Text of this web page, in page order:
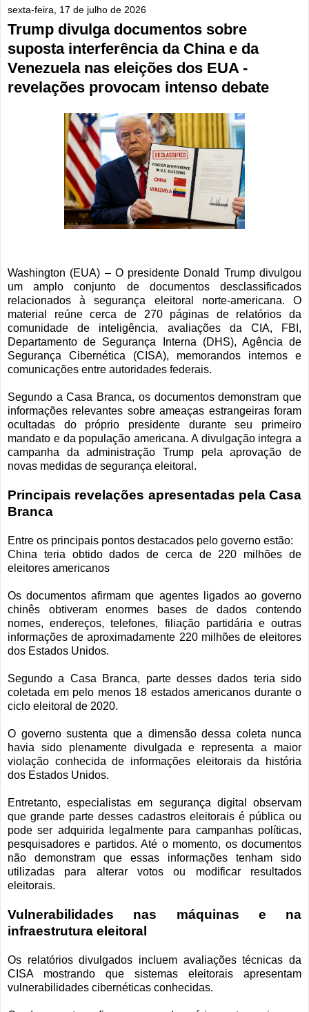
sexta-feira, 17 de julho de 2026
Trump divulga documentos sobre
suposta interferência da China e da
Venezuela nas eleições dos EUA -
revelações provocam intenso debate
Washington (EUA) – O presidente Donald Trump divulgou
um amplo conjunto de documentos desclassificados
relacionados à segurança eleitoral norte-americana. O
material reúne cerca de 270 páginas de relatórios da
comunidade de inteligência, avaliações da CIA, FBI,
Departamento de Segurança Interna (DHS), Agência de
Segurança Cibernética (CISA), memorandos internos e
comunicações entre autoridades federais.
Segundo a Casa Branca, os documentos demonstram que
informações relevantes sobre ameaças estrangeiras foram
ocultadas do próprio presidente durante seu primeiro
mandato e da população americana. A divulgação integra a
campanha da administração Trump pela aprovação de
novas medidas de segurança eleitoral.
Principais revelações apresentadas pela Casa
Branca
Entre os principais pontos destacados pelo governo estão:
China teria obtido dados de cerca de 220 milhões de
eleitores americanos
Os documentos afirmam que agentes ligados ao governo
chinês obtiveram enormes bases de dados contendo
nomes, endereços, telefones, filiação partidária e outras
informações de aproximadamente 220 milhões de eleitores
dos Estados Unidos.
Segundo a Casa Branca, parte desses dados teria sido
coletada em pelo menos 18 estados americanos durante o
ciclo eleitoral de 2020.
O governo sustenta que a dimensão dessa coleta nunca
havia sido plenamente divulgada e representa a maior
violação conhecida de informações eleitorais da história
dos Estados Unidos.
Entretanto, especialistas em segurança digital observam
que grande parte desses cadastros eleitorais é pública ou
pode ser adquirida legalmente para campanhas políticas,
pesquisadores e partidos. Até o momento, os documentos
não demonstram que essas informações tenham sido
utilizadas para alterar votos ou modificar resultados
eleitorais.
Vulnerabilidades nas máquinas e na
infraestrutura eleitoral
Os relatórios divulgados incluem avaliações técnicas da
CISA mostrando que sistemas eleitorais apresentam
vulnerabilidades cibernéticas conhecidas.